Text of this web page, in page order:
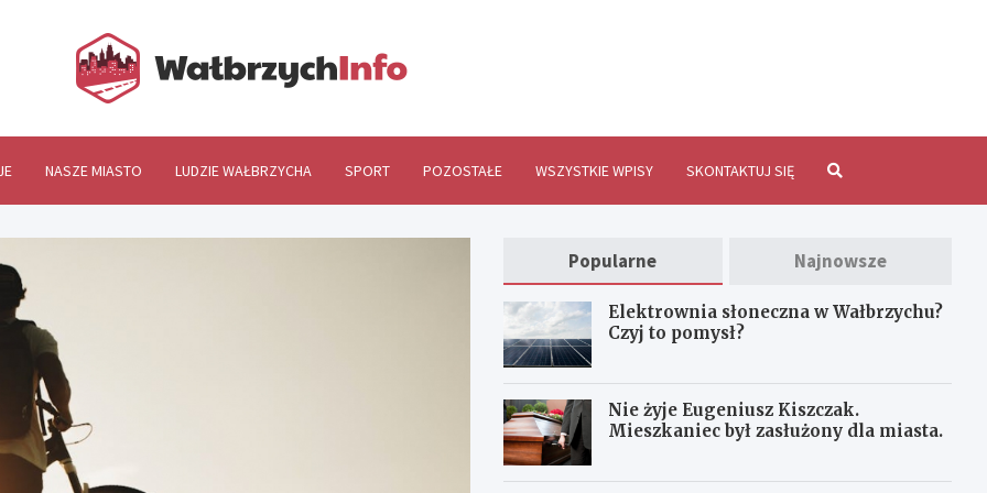
NASZE MIASTO LUDZIE WAŁBRZYCHA SPORT POZOSTAŁE WSZYSTKIE WPISY SKONTAKTUJ SIĘ
Popularne Najnowsze
Elektrownia słoneczna w Wałbrzychu?
Czyj to pomysł?
Nie żyje Eugeniusz Kiszczak.
Mieszkaniec był zasłużony dla miasta.